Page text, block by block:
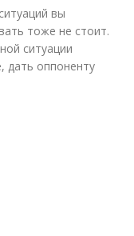
вы
тоже не стоит.
ситуации
дать оппоненту